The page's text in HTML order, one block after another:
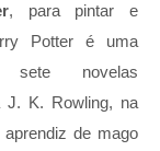
, para pintar e
Potter é uma
novelas
J. K. Rowling, na
de mago